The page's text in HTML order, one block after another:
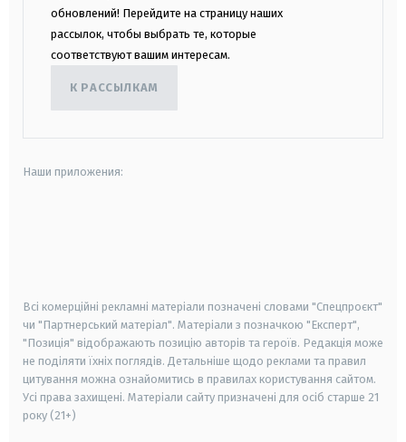
обновлений! Перейдите на страницу наших
рассылок, чтобы выбрать те, которые
соответствуют вашим интересам.
К РАССЫЛКАМ
Наши приложения:
Всі комерційні рекламні матеріали позначені словами "Спецпроєкт"
чи "Партнерський матеріал". Матеріали з позначкою "Експерт",
"Позиція" відображають позицію авторів та героїв. Редакція може
не поділяти їхніх поглядів. Детальніше щодо реклами та правил
цитування можна ознайомитись в правилах користування сайтом.
Усі права захищені. Матеріали сайту призначені для осіб старше 21
року (21+)